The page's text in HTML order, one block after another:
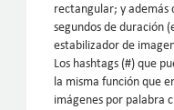
rectangular; y además
segundos de duración
estabilizador de
Los hashtags (#) que
la misma función que
imágenes por palabra